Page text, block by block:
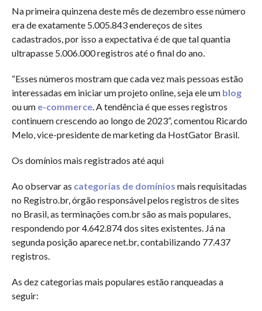
Na primeira quinzena deste mês de dezembro esse número
era de exatamente 5.005.843 endereços de sites
cadastrados, por isso a expectativa é de que tal quantia
ultrapasse 5.006.000 registros até o final do ano.
“Esses números mostram que cada vez mais pessoas estão
interessadas em iniciar um projeto online, seja ele um blog
ou um e-commerce. A tendência é que esses registros
continuem crescendo ao longo de 2023”, comentou Ricardo
Melo, vice-presidente de marketing da HostGator Brasil.
Os domínios mais registrados até aqui
Ao observar as categorias de domínios mais requisitadas
no Registro.br, órgão responsável pelos registros de sites
no Brasil, as terminações com.br são as mais populares,
respondendo por 4.642.874 dos sites existentes. Já na
segunda posição aparece net.br, contabilizando 77.437
registros.
As dez categorias mais populares estão ranqueadas a
seguir: